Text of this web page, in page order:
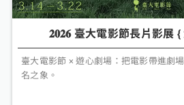
𝟐𝟎𝟐𝟔 臺大電影節長片影展
臺大電影節 × 遊心劇場：把電影帶進劇
名之象。